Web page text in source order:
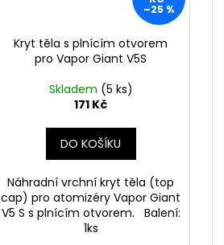
–25 %
Kryt těla s plnícím otvorem
pro Vapor Giant V5S
Skladem (5 ks)
171 Kč
DO KOŠÍKU
Náhradní vrchní kryt těla (top
cap) pro atomizéry Vapor Giant
V5 S s plnícím otvorem. Balení:
1ks